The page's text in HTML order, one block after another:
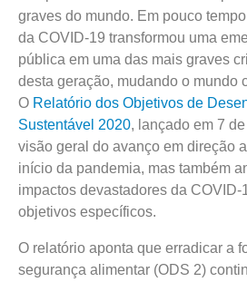
graves do mundo. Em pouco
da COVID-19 transformou uma
pública em uma das mais graves
desta geração, mudando o mundo
O Relatório dos Objetivos de
Sustentável 2020, lançado em 7
visão geral do avanço em direção
início da pandemia, mas também
impactos devastadores da COVID-
objetivos específicos.
O relatório aponta que erradicar a
segurança alimentar (ODS 2)